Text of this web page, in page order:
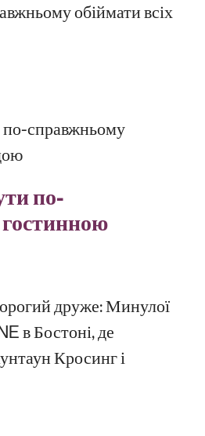
обіймати всіх
по-
друже: Минулої
в Бостоні, де
Кросинг і